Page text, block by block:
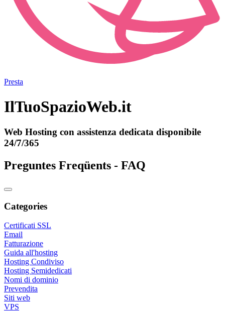
Presta
IlTuoSpazioWeb.it
Web Hosting con assistenza dedicata disponibile
24/7/365
Preguntes Freqüents - FAQ
Categories
Certificati SSL
Email
Fatturazione
Guida all'hosting
Hosting Condiviso
Hosting Semidedicati
Nomi di dominio
Prevendita
Siti web
VPS